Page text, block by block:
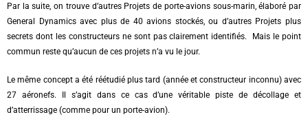
Par la suite, on trouve d’autres Projets de porte-avions sous-marin, élaboré par
General Dynamics avec plus de 40 avions stockés, ou d’autres Projets plus
secrets dont les constructeurs ne sont pas clairement identifiés. Mais le point
commun reste qu’aucun de ces projets n’a vu le jour.
Le même concept a été réétudié plus tard (année et constructeur inconnu) avec
27 aéronefs. Il s’agit dans ce cas d’une véritable piste de décollage et
d’atterrissage (comme pour un porte-avion).